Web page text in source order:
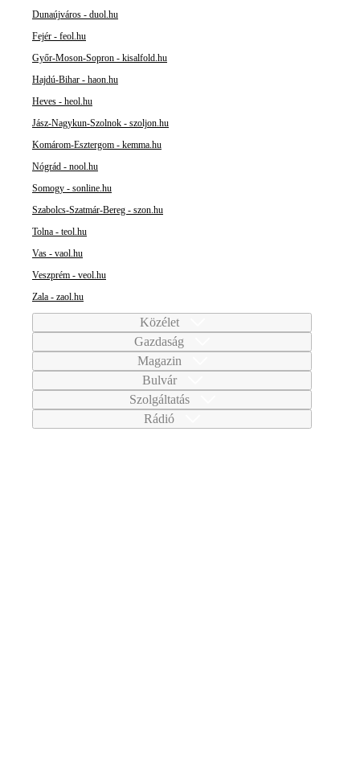
Dunaújváros - duol.hu
Fejér - feol.hu
Győr-Moson-Sopron - kisalfold.hu
Hajdú-Bihar - haon.hu
Heves - heol.hu
Jász-Nagykun-Szolnok - szoljon.hu
Komárom-Esztergom - kemma.hu
Nógrád - nool.hu
Somogy - sonline.hu
Szabolcs-Szatmár-Bereg - szon.hu
Tolna - teol.hu
Vas - vaol.hu
Veszprém - veol.hu
Zala - zaol.hu
Közélet
Gazdaság
Magazin
Bulvár
Szolgáltatás
Rádió